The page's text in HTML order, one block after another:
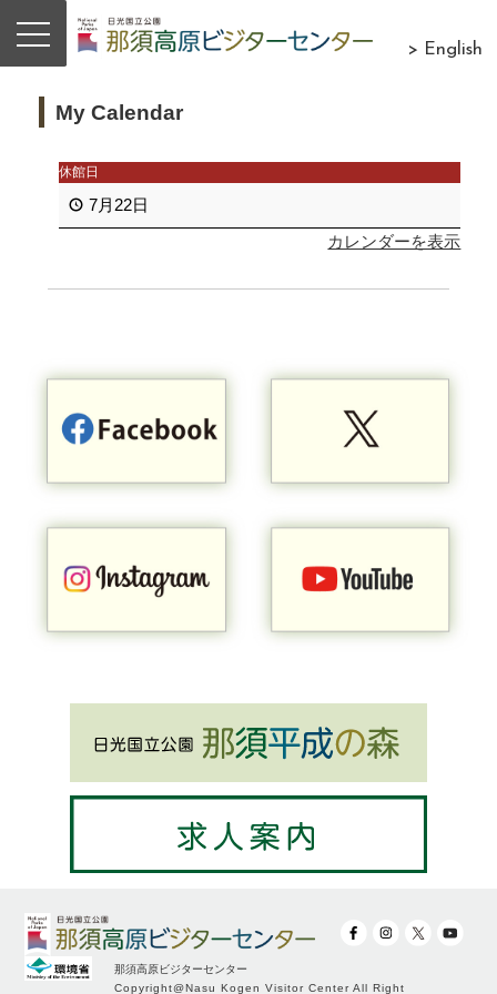
> English
My Calendar
休館日
7月22日
カレンダーを表示
那須高原ビジターセンター
Copyright@Nasu Kogen Visitor Center All Right